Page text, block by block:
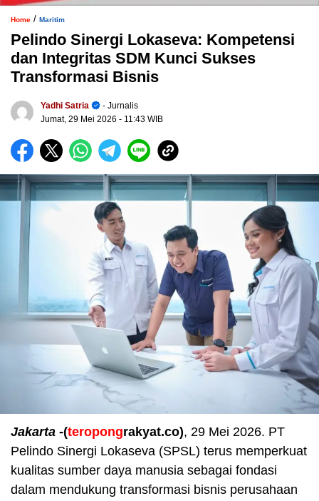
Home / Maritim
Pelindo Sinergi Lokaseva: Kompetensi
dan Integritas SDM Kunci Sukses
Transformasi Bisnis
Yadhi Satria
- Jurnalis
Jumat, 29 Mei 2026 - 11:43 WIB
Jakarta -(teropongrakyat.co), 29 Mei 2026. PT
Pelindo Sinergi Lokaseva (SPSL) terus memperkuat
kualitas sumber daya manusia sebagai fondasi
dalam mendukung transformasi bisnis perusahaan